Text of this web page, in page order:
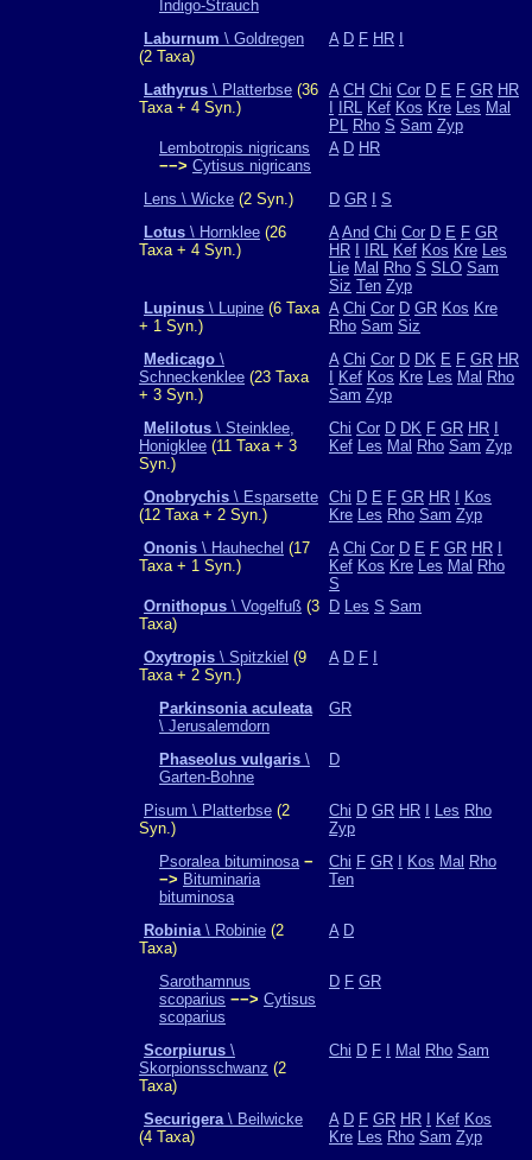
Indigo-Strauch
Laburnum \ Goldregen
(2 Taxa)
A D F HR
Lathyrus \ Platterbse (36
Taxa + 4 Syn.)
A CH Chi Cor D E F GR HR
IRL Kef Kos Kre Les Mal
PL Rho S Sam Zyp
Lembotropis nigricans
−−> Cytisus nigricans
A D HR
Lens \ Wicke (2 Syn.) D GR
S
Lotus \ Hornklee (26
Taxa + 4 Syn.)
A And Chi Cor D E F GR
HR
IRL Kef Kos Kre Les
Lie Mal Rho S SLO Sam
Siz Ten Zyp
Lupinus \ Lupine (6 Taxa
+ 1 Syn.)
A Chi Cor D GR Kos Kre
Rho Sam Siz
Medicago \
Schneckenklee (23 Taxa
+ 3 Syn.)
A Chi Cor D DK E F GR HR
Kef Kos Kre Les Mal Rho
Sam Zyp
Melilotus \ Steinklee,
Honigklee (11 Taxa + 3
Syn.)
Chi Cor D DK F GR HR
Kef Les Mal Rho Sam Zyp
Onobrychis \ Esparsette
(12 Taxa + 2 Syn.)
Chi D E F GR HR
Kos
Kre Les Rho Sam Zyp
Ononis \ Hauhechel (17
Taxa + 1 Syn.)
A Chi Cor D E F GR HR
Kef Kos Kre Les Mal Rho
S
Ornithopus \ Vogelfuß (3
Taxa)
D Les S Sam
Oxytropis \ Spitzkiel (9
Taxa + 2 Syn.)
A D F
Parkinsonia aculeata
\ Jerusalemdorn
GR
Phaseolus vulgaris \
Garten-Bohne
D
Pisum \ Platterbse (2
Syn.)
Chi D GR HR Les Rho
Zyp
Psoralea bituminosa −
−> Bituminaria
bituminosa
Chi F GR Kos Mal Rho
Ten
Robinia\ Robinie (2
Taxa)
A D
Sarothamnus
scoparius −−> Cytisus
scoparius
D F GR
Scorpiurus \
Skorpionsschwanz (2
Taxa)
Chi D F Mal Rho Sam
Securigera\ Beilwicke
(4 Taxa)
A D F GR HR Kef Kos
Kre Les Rho Sam Zyp